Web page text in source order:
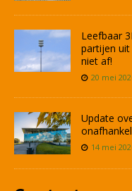
Leefbaar
partijen uit
niet af!
20 mei
Update
14 mei